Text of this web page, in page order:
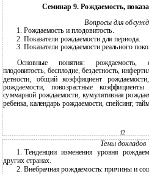
Семинар 9. Рождаемость,
Вопросы для
1. Рождаемость и плодовитость.
2. Показатели рождаемости для периода.
3. Показатели рождаемости реального
Основные понятия: рождаемость,
плодовитость, бесплодие, бездетность,
детности, общий коэффициент
рождаемости, повозрастные
суммарной рождаемости, кумулятивная
ребенка, календарь рождаемости, спейсинг,
12
Темы докладов
1. Тенденции изменения уровня
других странах.
2. Внебрачная рождаемость: причины и